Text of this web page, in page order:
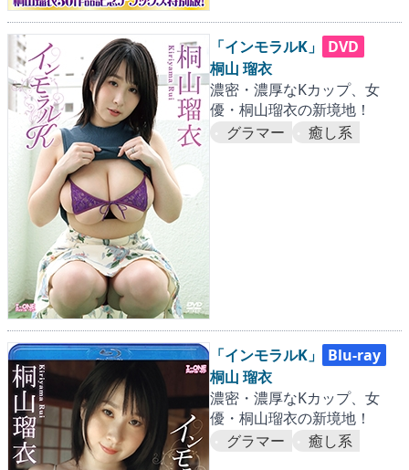
「インモラルK」
DVD
桐山 瑠衣
濃密・濃厚なKカップ、女
優・桐山瑠衣の新境地！
グラマー
癒し系
「インモラルK」
Blu-ray
桐山 瑠衣
濃密・濃厚なKカップ、女
優・桐山瑠衣の新境地！
グラマー
癒し系